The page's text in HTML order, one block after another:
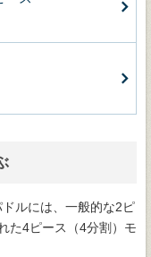
ルには、一般的な2ピ
た4ピース（4分割）モ